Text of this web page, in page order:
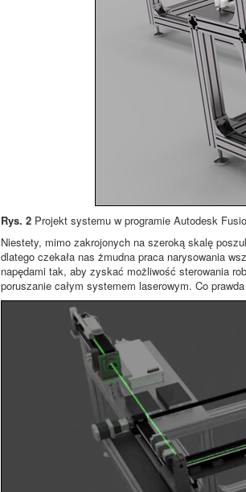
Rys. 2 Projekt systemu w programie Autodesk
Niestety, mimo zakrojonych na szeroką skalę
dlatego czekała nas żmudna praca narysowania
napędami tak, aby zyskać możliwość sterowania
poruszanie całym systemem laserowym. Co